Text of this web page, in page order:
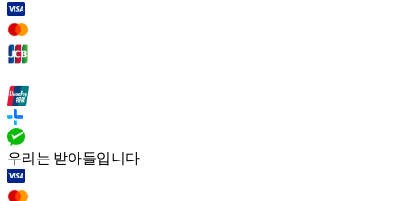
우리는 받아들입니다